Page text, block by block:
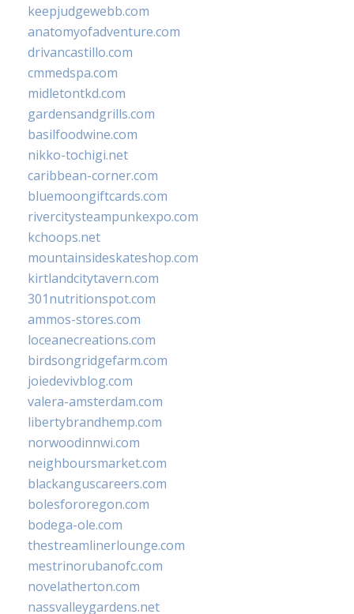
keepjudgewebb.com
anatomyofadventure.com
drivancastillo.com
cmmedspa.com
midletontkd.com
gardensandgrills.com
basilfoodwine.com
nikko-tochigi.net
caribbean-corner.com
bluemoongiftcards.com
rivercitysteampunkexpo.com
kchoops.net
mountainsideskateshop.com
kirtlandcitytavern.com
301nutritionspot.com
ammos-stores.com
loceanecreations.com
birdsongridgefarm.com
joiedevivblog.com
valera-amsterdam.com
libertybrandhemp.com
norwoodinnwi.com
neighboursmarket.com
blackanguscareers.com
bolesfororegon.com
bodega-ole.com
thestreamlinerlounge.com
mestrinorubanofc.com
novelatherton.com
nassvalleygardens.net